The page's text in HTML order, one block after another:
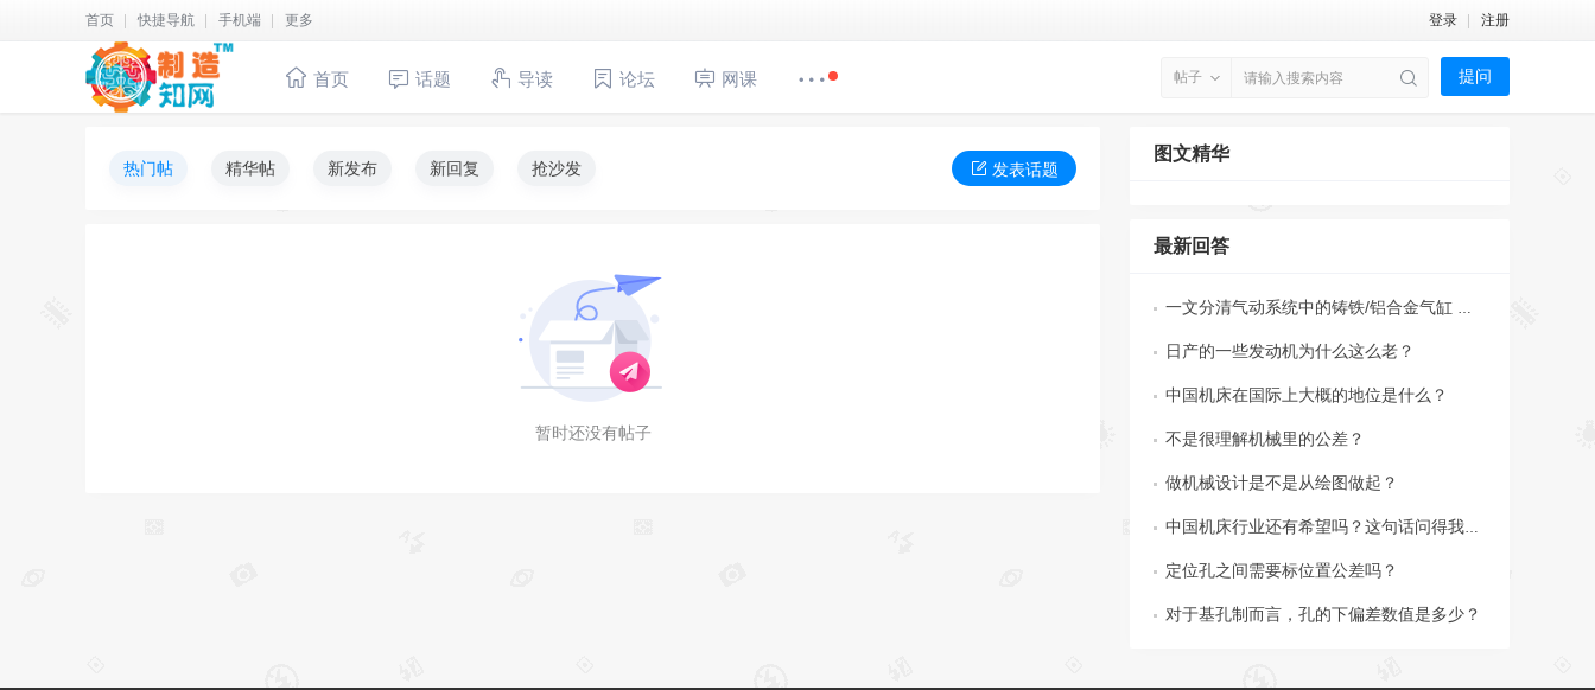
首页 快捷导航 手机端 更多 登录 注册
首页 话题 导读 论坛 网课 提问
帖子
热门帖 精华帖 新发布 新回复 抢沙发 发表话题
暂时还没有帖子
图文精华
最新回答
一文分清气动系统中的铸铁/铝合金气缸 优点 ...
日产的一些发动机为什么这么老？
中国机床在国际上大概的地位是什么？
不是很理解机械里的公差？
做机械设计是不是从绘图做起？
中国机床行业还有希望吗？这句话问得我汗毛 ...
定位孔之间需要标位置公差吗？
对于基孔制而言，孔的下偏差数值是多少？